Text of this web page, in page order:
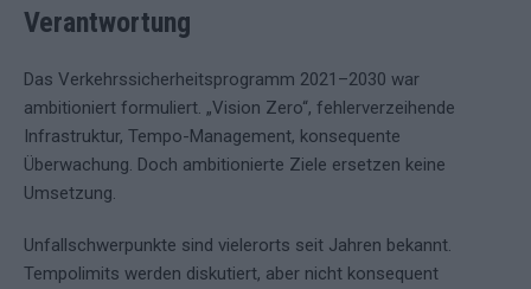
Verantwortung
Das Verkehrssicherheitsprogramm 2021–2030 war
ambitioniert formuliert. „Vision Zero“, fehlerverzeihende
Infrastruktur, Tempo-Management, konsequente
Überwachung. Doch ambitionierte Ziele ersetzen keine
Umsetzung.
Unfallschwerpunkte sind vielerorts seit Jahren bekannt.
Tempolimits werden diskutiert, aber nicht konsequent